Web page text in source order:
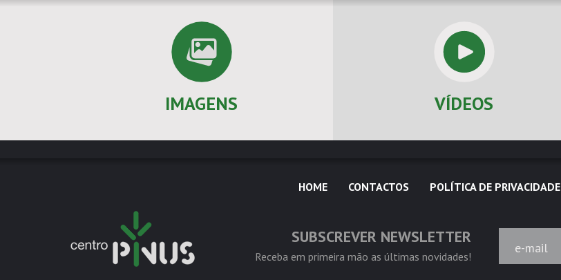
IMAGENS VÍDEOS
HOME CONTACTOS POLÍTICA DE PRIVACIDADE
SUBSCREVER NEWSLETTER
Receba em primeira mão as últimas novidades!
e-mail